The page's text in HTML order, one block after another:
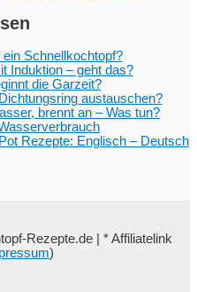
Schnellkochtopf?
Induktion – geht das?
die Garzeit?
austauschen?
brennt an – Was tun?
Rezepte: Englisch – Deutsch
Rezepte.de | * Affiliatelink
)